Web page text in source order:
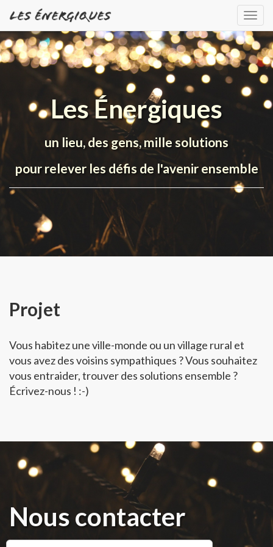
Les Énergiques
un lieu, des gens, mille solutions
pour relever les défis de l'avenir ensemble
Projet
Vous habitez une ville-monde ou un village rural et
vous avez des voisins sympathiques ? Vous souhaitez
vous entraider, trouver des solutions ensemble ?
Écrivez-nous ! :-)
Nous contacter